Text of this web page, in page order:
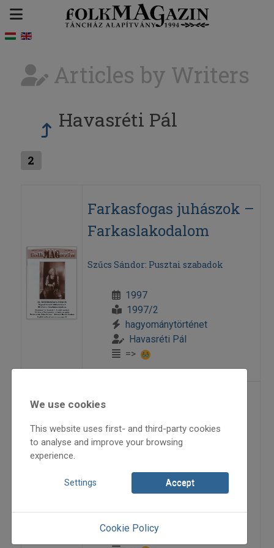
Articles by Writers
Havasréti Pál
2
Farkasfogas juhászok –
Farkaslakodalom
Szűcs Sándor: Pusztai szabadok
1997
1997/2
hagyománytörténet
Havasréti Pál
=>
Örömök Ürömben
Az Ürömi Népművészeti Iskola
2001
Havasréti Pál
We use cookies
This website uses first- and third-party cookies
to analyse and improve your browsing
experience.
Settings Accept
Cookie Policy